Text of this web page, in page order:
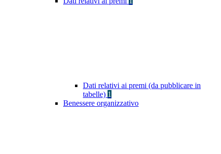
Dati relativi ai premi (da pubblicare in
tabelle) 1
Benessere organizzativo